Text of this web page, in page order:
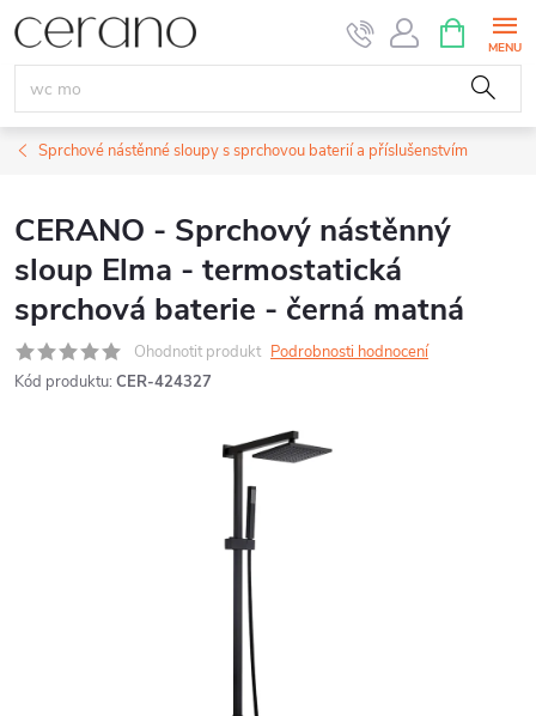
Přejít
na
obsah
NÁKUPNÍ
KOŠÍK
Sprchové nástěnné sloupy s sprchovou baterií a příslušenstvím
CERANO - Sprchový nástěnný
sloup Elma - termostatická
sprchová baterie - černá matná
Ohodnotit produkt Podrobnosti hodnocení
Kód produktu: CER-424327